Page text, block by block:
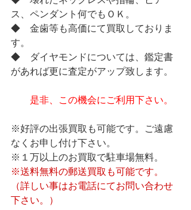
ス、ペンダント何でもＯＫ。
◆　金歯等も高価にて買取しておりま
す。
◆　ダイヤモンドについては、鑑定書
があれば更に査定がアップ致します。
是非、この機会にご利用下さい。
※好評の出張買取も可能です。ご遠慮
なくお申し付け下さい。
※１万以上のお買取で駐車場無料。
※送料無料の郵送買取も可能です。
（詳しい事はお電話にてお問い合わせ
下さい。）